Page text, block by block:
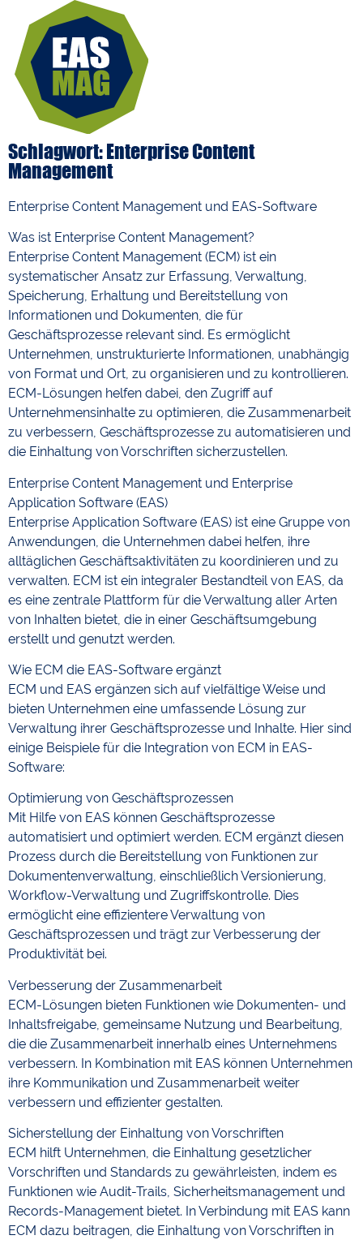
Schlagwort: Enterprise Content
Management
Enterprise Content Management und EAS-Software
Was ist Enterprise Content Management?
Enterprise Content Management (ECM) ist ein
systematischer Ansatz zur Erfassung, Verwaltung,
Speicherung, Erhaltung und Bereitstellung von
Informationen und Dokumenten, die für
Geschäftsprozesse relevant sind. Es ermöglicht
Unternehmen, unstrukturierte Informationen, unabhängig
von Format und Ort, zu organisieren und zu kontrollieren.
ECM-Lösungen helfen dabei, den Zugriff auf
Unternehmensinhalte zu optimieren, die Zusammenarbeit
zu verbessern, Geschäftsprozesse zu automatisieren und
die Einhaltung von Vorschriften sicherzustellen.
Enterprise Content Management und Enterprise
Application Software (EAS)
Enterprise Application Software (EAS) ist eine Gruppe von
Anwendungen, die Unternehmen dabei helfen, ihre
alltäglichen Geschäftsaktivitäten zu koordinieren und zu
verwalten. ECM ist ein integraler Bestandteil von EAS, da
es eine zentrale Plattform für die Verwaltung aller Arten
von Inhalten bietet, die in einer Geschäftsumgebung
erstellt und genutzt werden.
Wie ECM die EAS-Software ergänzt
ECM und EAS ergänzen sich auf vielfältige Weise und
bieten Unternehmen eine umfassende Lösung zur
Verwaltung ihrer Geschäftsprozesse und Inhalte. Hier sind
einige Beispiele für die Integration von ECM in EAS-
Software:
Optimierung von Geschäftsprozessen
Mit Hilfe von EAS können Geschäftsprozesse
automatisiert und optimiert werden. ECM ergänzt diesen
Prozess durch die Bereitstellung von Funktionen zur
Dokumentenverwaltung, einschließlich Versionierung,
Workflow-Verwaltung und Zugriffskontrolle. Dies
ermöglicht eine effizientere Verwaltung von
Geschäftsprozessen und trägt zur Verbesserung der
Produktivität bei.
Verbesserung der Zusammenarbeit
ECM-Lösungen bieten Funktionen wie Dokumenten- und
Inhaltsfreigabe, gemeinsame Nutzung und Bearbeitung,
die die Zusammenarbeit innerhalb eines Unternehmens
verbessern. In Kombination mit EAS können Unternehmen
ihre Kommunikation und Zusammenarbeit weiter
verbessern und effizienter gestalten.
Sicherstellung der Einhaltung von Vorschriften
ECM hilft Unternehmen, die Einhaltung gesetzlicher
Vorschriften und Standards zu gewährleisten, indem es
Funktionen wie Audit-Trails, Sicherheitsmanagement und
Records-Management bietet. In Verbindung mit EAS kann
ECM dazu beitragen, die Einhaltung von Vorschriften in